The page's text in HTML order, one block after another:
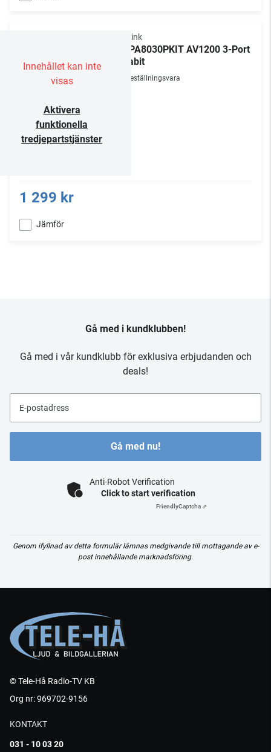
Innehållet kan inte
visas
Aktivera
funktionella
tredjepartstjänster
TP-Link
TL-PA8030PKIT AV1200 3-Port
Gigabit
Beställningsvara
1 299 kr
Jämför
Gå med i kundklubben!
Gå med i vår kundklubb för exklusiva erbjudanden och
deals!
E-postadress
Gå med nu!
Anti-Robot Verification
Click to start verification
FriendlyCaptcha ⇗
Genom ifyllnad av detta formulär lämnas medgivande till mottagande av e-
post innehållande marknadsföring.
© Tele-Hå Radio-TV KB
Org nr: 969702-9156
KONTAKT
031 - 10 03 20